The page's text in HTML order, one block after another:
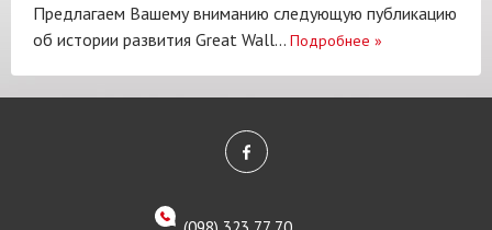
Предлагаем Вашему вниманию следующую публикацию
об истории развития Great Wall... Подробнее »